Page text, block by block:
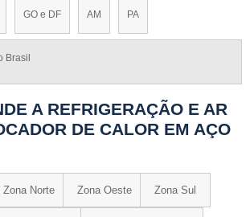
GO e DF AM PA
Brasil
A REFRIGERAÇÃO E AR
DE CALOR EM AÇO
Zona Norte Zona Oeste Zona Sul